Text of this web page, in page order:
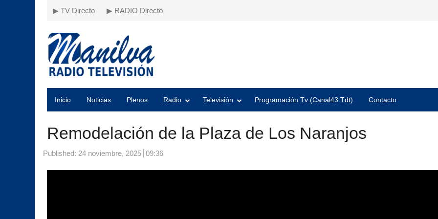
▶ TV Directo ▶ RADIO Directo
Inicio Noticias Plenos Radio Televisión Programación Tv (Canal43 Tdt) Contacto
Remodelación de la Plaza de Los Naranjos
Published: 24 noviembre, 2025 09:36